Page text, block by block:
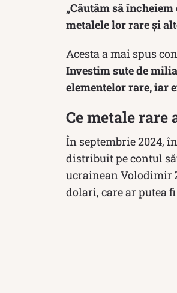
„Căutăm să
metalele lor rare și
Acesta a mai spus
Investim sute de
elementelor rare, iar
Ce metale rare
În septembrie 2024,
distribuit pe contul
ucrainean Volodimir
dolari, care ar putea